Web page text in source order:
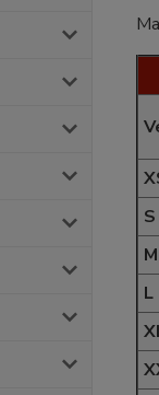
S
M
L